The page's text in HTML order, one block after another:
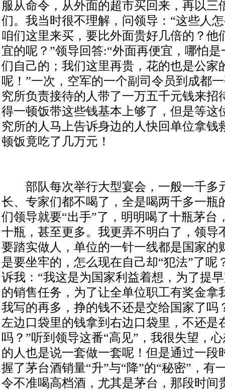
服从命令，从外面的超市买回来，再以三
们。我当时很不理解，问领导：“这些人
咱们这里来买，要比外面贵好几倍的？他
宜的呢？”领导回答:“外面再便宜，哪怕
们自己的；我们这里再贵，花的也是公家
呢！”一次，空军的一个副司令员到成都
究所负责接待的人带了一万五千元钱来招
得一顿饭带这些钱基本上够了，但是等这
究所的人马上告诉身边的人快回单位拿钱
顿饭竟吃了几万元！
部队每次举行大型宴会，一般一千多
长、专家们都不喝了，全是喝两千多一瓶
们领导就要“出手”了，明明喝了十瓶茅台
十瓶，甚至更多。我更弄不明白了，领导
要踏实做人，单位的一针一线都是国家的
是要坐牢的，怎么现在自己却“犯法”了呢
诉我：“我这是为国家利益着想，为了提
的销售任务，为了让全单位职工有奖金拿
我写的再多，挣的钱不还是交给国家了吗
左边口袋里的钱拿到右边口袋里，不还是
吗？”听到领导这番“高见”，我很失望，
的人也是说一套做一套呢！但是通过一段
握了茅台酒销量“升”与“降”的“秘密”，有
令不准喝高档酒，尤其是茅台，那段时间